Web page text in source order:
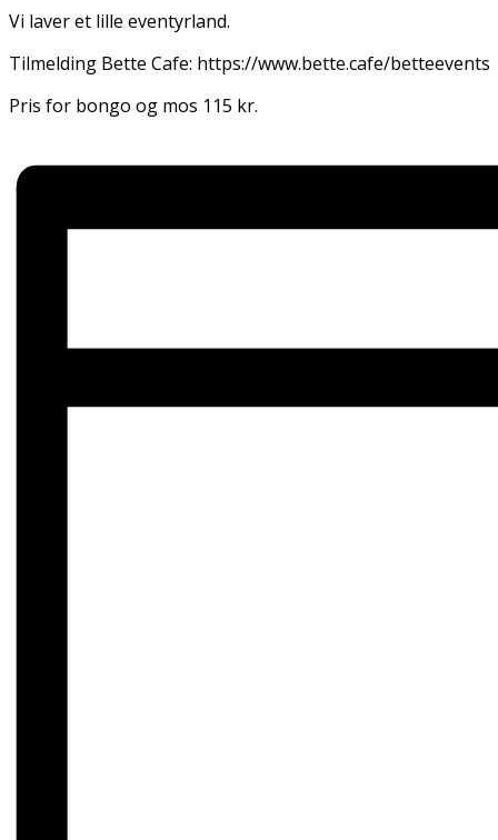
Vi laver et lille eventyrland.
Tilmelding Bette Cafe: https://www.bette.cafe/betteevents
Pris for bongo og mos 115 kr.